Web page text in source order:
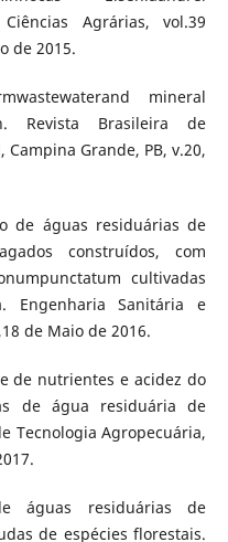
Agrárias, vol.39
de 2015.
mineral
Revista Brasileira de
Grande, PB, v.20,
de águas residuárias de
construídos, com
cultivadas
Engenharia Sanitária e
de Maio de 2016.
de nutrientes e acidez do
de água residuária de
Tecnologia Agropecuária,
águas residuárias de
de espécies florestais.